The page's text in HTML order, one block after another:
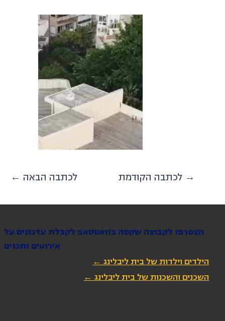
← לכתבה הבאה לכתבה הקודמת →
הצטרפו לקבוצה שקטה בוואטסאפ לקבלת עדכונים על
אירועים ותכנים
הילדים וילדות של בית ליבלינג ←
השכנים והשכנות של בית ליבלינג ←